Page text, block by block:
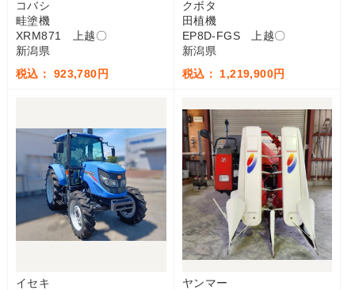
コバシ
畦塗機
XRM871 上越〇
新潟県
税込： 923,780円
クボタ
田植機
EP8D-FGS 上越〇
新潟県
税込： 1,219,900円
イセキ
ヤンマー